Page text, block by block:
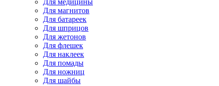
Для медицины
Для магнитов
Для батареек
Для шприцов
Для жетонов
Для флешек
Для наклеек
Для помады
Для ножниц
Для шайбы